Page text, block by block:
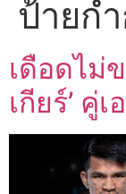
ป้ายก
เดือดไม่
เกียร์’ คู่